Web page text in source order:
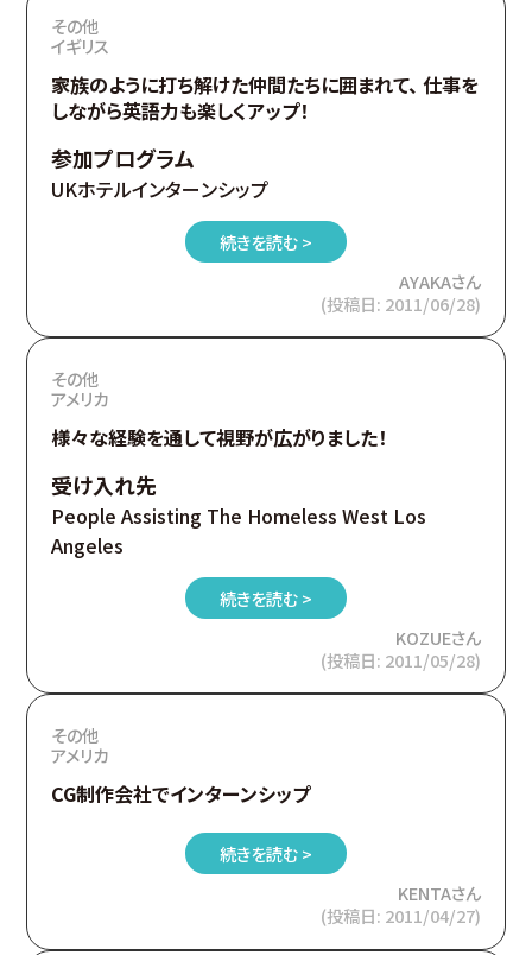
その他
イギリス
家族のように打ち解けた仲間たちに囲まれて、 仕事を
しながら英語力も楽しくアップ！
参加プログラム
UKホテルインターンシップ
続きを読む >
AYAKAさん
(投稿日: 2011/06/28)
その他
アメリカ
様々な経験を通して視野が広がりました！
受け入れ先
People Assisting The Homeless West Los
Angeles
続きを読む >
KOZUEさん
(投稿日: 2011/05/28)
その他
アメリカ
CG制作会社でインターンシップ
続きを読む >
KENTAさん
(投稿日: 2011/04/27)